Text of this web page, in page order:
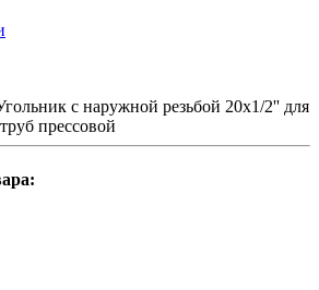
с наружной резьбой 20x1/2'' для
прессовой